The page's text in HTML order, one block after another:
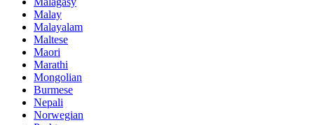
Malay
Malayalam
Maltese
Maori
Marathi
Mongolian
Burmese
Nepali
Norwegian